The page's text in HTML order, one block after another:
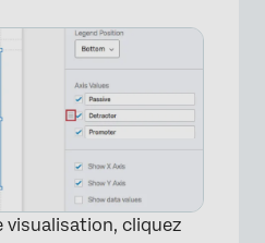
×
visualisation, cliquez